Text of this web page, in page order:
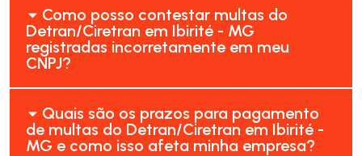
Como posso contestar multas do
Detran/Ciretran em Ibirité - MG
registradas incorretamente em meu
CNPJ?
Quais são os prazos para pagamento
de multas do Detran/Ciretran em Ibirité -
MG e como isso afeta minha empresa?